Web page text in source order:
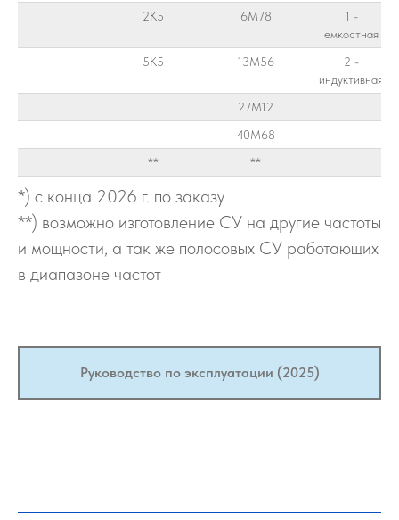
2К5 6М78
1 -
емкостная
5К5
13М56
2 -
индуктивная
27М12
40М68
**
**
*) с конца 2026 г. по заказу
**) возможно изготовление СУ на другие частоты
и мощности, а так же полосовых СУ работающих
в диапазоне частот
Руководство по эксплуатации (2025)